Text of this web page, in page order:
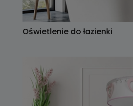
Oświetlenie do łazienki